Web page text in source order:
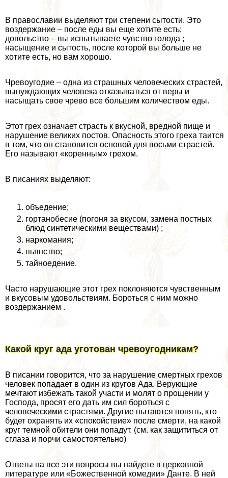
В православии выделяют три степени сытости. Это
воздержание – после еды вы еще хотите есть;
довольство – вы испытываете чувство голода ;
насыщение и сытость, после которой вы больше не
хотите есть, но вам хорошо.
Чревоугодие – одна из страшных человеческих страстей,
вынуждающих человека отказываться от веры и
насыщать свое чрево все большим количеством еды.
Этот грех означает страсть к вкусной, вредной пище и
нарушение великих постов. Опасность этого греха таится
в том, что он становится основой для восьми страстей.
Его называют «коренным» грехом.
В писаниях выделяют:
объедение;
гортанобесие (погоня за вкусом, замена постных
блюд синтетическими веществами) ;
наркомания;
пьянство;
тайноедение.
Часто нарушающие этот грех поклоняются чувственным
и вкусовым удовольствиям. Бороться с ним можно
воздержанием .
Какой круг ада уготован чревоугодникам?
В писании говорится, что за нарушение cмepтных грехов
человек попадает в один из кругов Ада. Верующие
мечтают избежать такой участи и молят о прощении у
Господа, просят его дать им сил бороться с
человеческими страстями. Другие пытаются понять, кто
будет охранять их «спокойствие» после cмepти, на какой
круг темной обители они попадут. (см. как защититься от
сглаза и порчи самостоятельно)
Ответы на все эти вопросы вы найдете в церковной
литературе или «Божественной комедии» Данте. В ней